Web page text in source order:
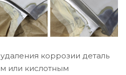
коррозии деталь
или кислотным